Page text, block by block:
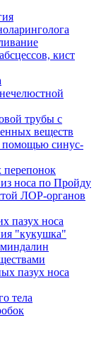
кист
трубы с
веществ
помощью синус-
носа по Пройду
ЛОР-органов
пазух носа
"кукушка"
пазух носа
тела